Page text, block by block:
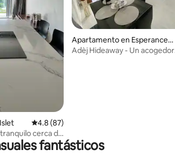
Calificación promedio: 4.8 de 5, 87 reseñas
4.8 (87)
cerca de
Apartamento en Esperance
Beausejour
Adèj Hideaway - Un acogedor
fantásticos